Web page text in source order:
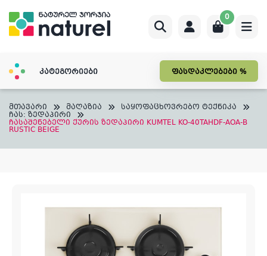
content
0
კატეგორიები ფასდაკლებები %
მთავარი მაღაზია საყოფაცხოვრებო ტექნიკა
ჩას: ზედაპირი
ჩასაშენებელი ქურის ზედაპირი KUMTEL KO-40TAHDF-AOA-B
RUSTIC BEIGE